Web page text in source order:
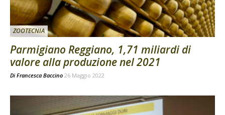
ZOOTECNIA
Parmigiano Reggiano, 1,71 miliardi di
valore alla produzione nel 2021
Di Francesca Baccino 26 Maggio 2022